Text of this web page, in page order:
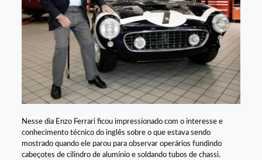
Nesse dia Enzo Ferrari ficou impressionado com o interesse e
conhecimento técnico do inglês sobre o que estava sendo
mostrado quando ele parou para observar operários fundindo
cabeçotes de cilindro de alumínio e soldando tubos de chassi.